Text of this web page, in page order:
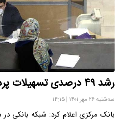
رشد ۴۹ درصدی تسهیلات پرداختی بانک‌ها
سه‌شنبه ۲۶ مهر ۱۴۰۱ | ۱۴:۱۵